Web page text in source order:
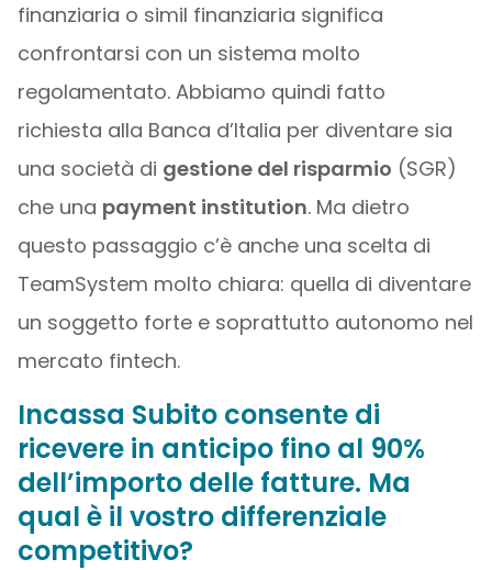
finanziaria o simil finanziaria significa
confrontarsi con un sistema molto
regolamentato. Abbiamo quindi fatto
richiesta alla Banca d’Italia per diventare sia
una società di gestione del risparmio (SGR)
che una payment institution. Ma dietro
questo passaggio c’è anche una scelta di
TeamSystem molto chiara: quella di diventare
un soggetto forte e soprattutto autonomo nel
mercato fintech.
Incassa Subito consente di
ricevere in anticipo fino al 90%
dell’importo delle fatture. Ma
qual è il vostro differenziale
competitivo?